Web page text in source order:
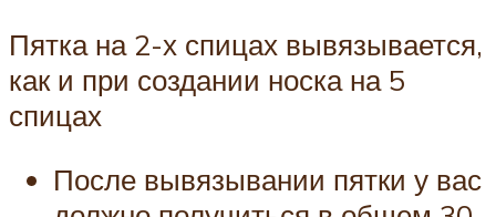
Пятка на 2-х спицах вывязывается,
как и при создании носка на 5
спицах
После вывязывании пятки у вас